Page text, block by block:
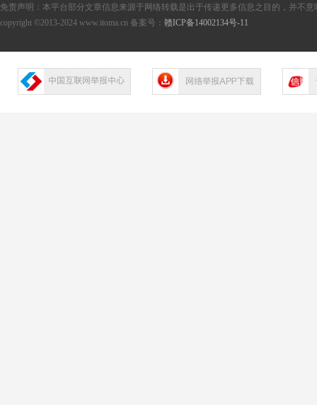
免责声明：本平台部分文章信息来源于网络转载是出于传递更多信息之目的，并不
copyright ©2013-2024 www.itoma.cn 备案号： 赣ICP备14002134号-11